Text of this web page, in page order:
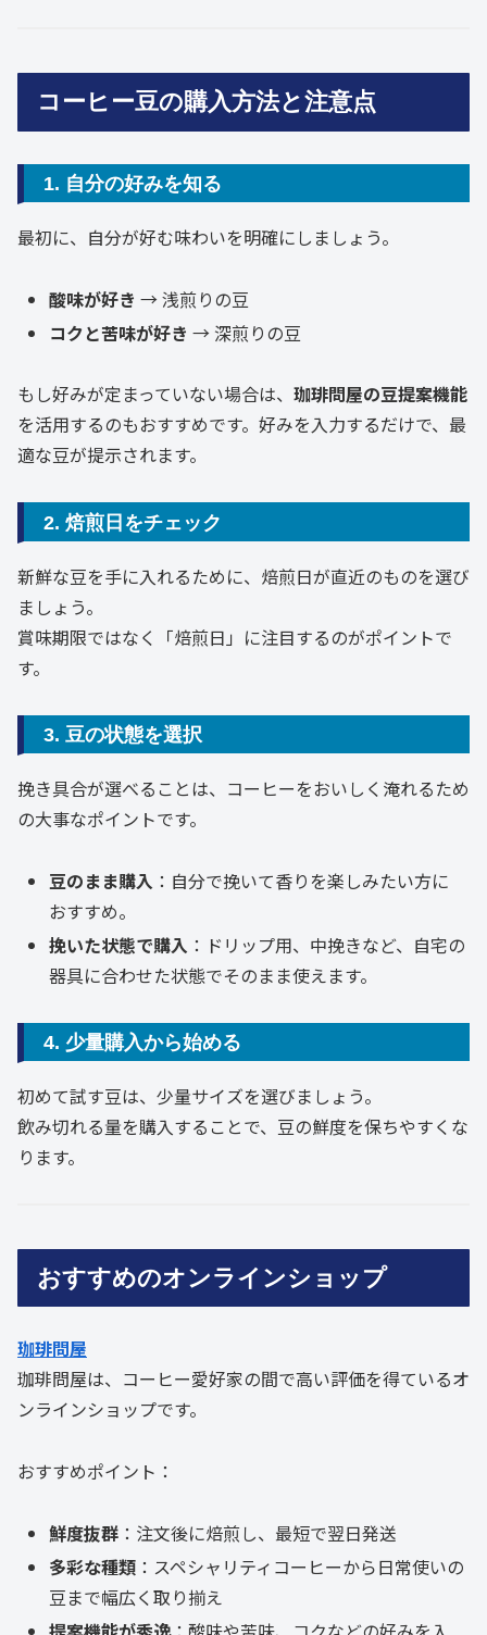
コーヒー豆の購入方法と注意点
1. 自分の好みを知る
最初に、自分が好む味わいを明確にしましょう。
酸味が好き → 浅煎りの豆
コクと苦味が好き → 深煎りの豆
もし好みが定まっていない場合は、 珈琲問屋の豆提案機能
を活用するのもおすすめです。好みを入力するだけで、最
適な豆が提示されます。
2. 焙煎日をチェック
新鮮な豆を手に入れるために、焙煎日が直近のものを選び
ましょう。
賞味期限ではなく「焙煎日」に注目するのがポイントで
す。
3. 豆の状態を選択
挽き具合が選べることは、コーヒーをおいしく淹れるため
の大事なポイントです。
豆のまま購入 ：自分で挽いて香りを楽しみたい方に
おすすめ。
挽いた状態で購入 ：ドリップ用、中挽きなど、自宅の
器具に合わせた状態でそのまま使えます。
4. 少量購入から始める
初めて試す豆は、少量サイズを選びましょう。
飲み切れる量を購入することで、豆の鮮度を保ちやすくな
ります。
おすすめのオンラインショップ
珈琲問屋
珈琲問屋は、コーヒー愛好家の間で高い評価を得ているオ
ンラインショップです。
おすすめポイント：
鮮度抜群 ：注文後に焙煎し、最短で翌日発送
多彩な種類 ：スペシャリティコーヒーから日常使いの
豆まで幅広く取り揃え